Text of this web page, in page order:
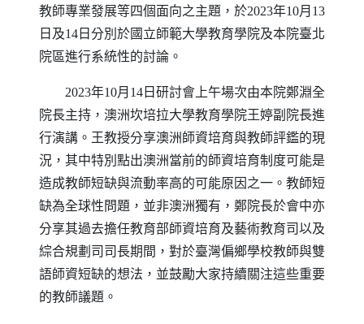
教師專業發展等四個面向之主題，於2023年10月13
日及14日分別於國立師範大學教育學院及本院臺北
院區進行系統性的討論。
2023年10月14日研討會上午場次由本院鄭淵全
院長主持，澳洲坎培拉大學教育學院王婷副院長進
行演講。王教授分享澳洲師資培育與教師評鑑的現
況，其中特別點出澳洲當前的師資培育制度可能是
造成教師短缺與流動率高的可能原因之一。教師短
缺為全球性問題，並非澳洲獨有，鄭院長於會中亦
分享其過去擔任教育部師資培育及藝術教育司以及
綜合規劃司司長期間，對於臺灣偏鄉學校教師與雙
語師資短缺的想法，並鼓勵大家持續關注這些重要
的教師議題。